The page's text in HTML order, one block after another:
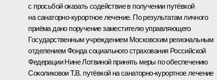
с просьбой оказать содействие в получении путёвкой
на санаторно-курортное лечение. По результатам личного
приёма дано поручение заместителю управляющего
Государственным учреждением Московским региональным
отделением Фонда социального страхования Российской
Федерации Нине Лотвиной принять меры по обеспечению
Соколиковои Т.В. путёвкой на санаторно-курортное лечение